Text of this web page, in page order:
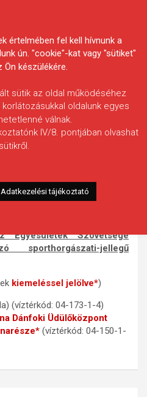
jellegű
Horgászat előtt
horgászrend
Egyesületek Szövetsége
sporthorgászati-jellegű
kiemeléssel jelölve*)
(víztérkód: 04-173-1-4)
Dánfoki Üdülőközpont
(víztérkód: 04-150-1-
értelmében fel kell hívnunk a
ún. "cookie"-kat vagy "sütiket"
Ön készülékére.
sütik az oldal működéséhez
oldalunk egyes
válnak.
IV/8. pontjában olvashat
Adatkezelési tájékoztató